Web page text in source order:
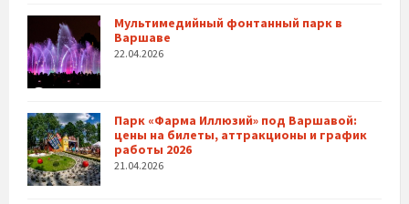
Мультимедийный фонтанный парк в
Варшаве
22.04.2026
Парк «Фарма Иллюзий» под Варшавой:
цены на билеты, аттракционы и график
работы 2026
21.04.2026